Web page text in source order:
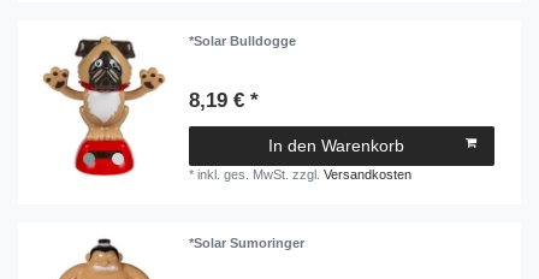
*Solar Bulldogge
8,19 € *
In den Warenkorb
*inkl. ges. MwSt. zzgl.Versandkosten
*Solar Sumoringer